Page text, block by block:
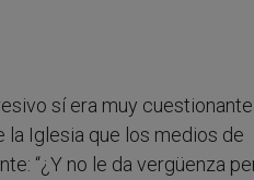
sí era muy
la Iglesia que los medios de
“¿Y no le da vergüenza